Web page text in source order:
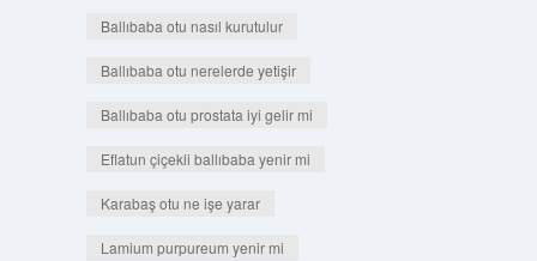
Ballıbaba otu nasıl kurutulur
Ballıbaba otu nerelerde yetişir
Ballıbaba otu prostata iyi gelir mi
Eflatun çiçekli ballıbaba yenir mi
Karabaş otu ne işe yarar
Lamium purpureum yenir mi